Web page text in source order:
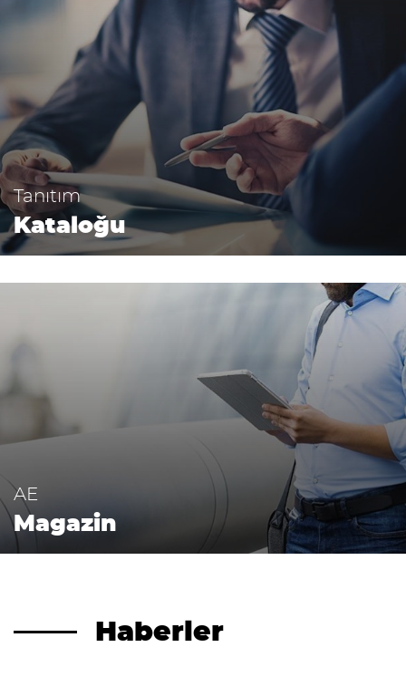
Tanıtım
Kataloğu
AE
Magazin
Haberler